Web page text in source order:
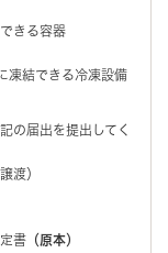
きる容器
結できる冷凍設備
の届出を提出してく
渡）
書 （原本）